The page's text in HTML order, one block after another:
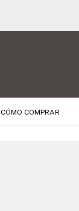
CÓMO COMPRAR